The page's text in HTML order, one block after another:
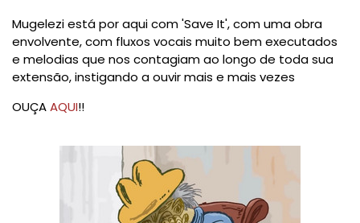
Mugelezi está por aqui com 'Save It', com uma obra
envolvente, com fluxos vocais muito bem executados
e melodias que nos contagiam ao longo de toda sua
extensão, instigando a ouvir mais e mais vezes
OUÇAAQUI!!